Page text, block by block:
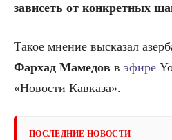
зависеть от конкретных
Такое мнение высказал
Фархад Мамедов в эфире
«Новости Кавказа».
ПОСЛЕДНИЕ НОВОСТИ